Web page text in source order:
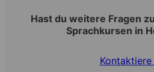
Hast du weitere Fragen
Sprachkursen in
Kontaktiere